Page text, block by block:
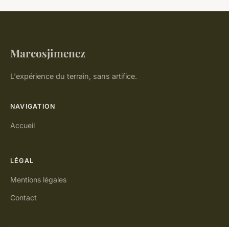
Marcosjimenez
L'expérience du terrain, sans artifice.
NAVIGATION
Accueil
LÉGAL
Mentions légales
Contact